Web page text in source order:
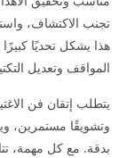
تجنب الاكتشاف،
هذا يشكل تحديًا
المواقف وتعديل
يتطلب إتقان فن
وتشويقًا مستمرين،
بدقة. مع كل مهمة،